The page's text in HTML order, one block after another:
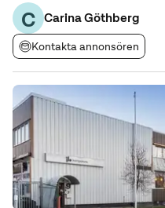
Lokalen anpassar vi
C Carina Göthberg
Kontakta annonsören